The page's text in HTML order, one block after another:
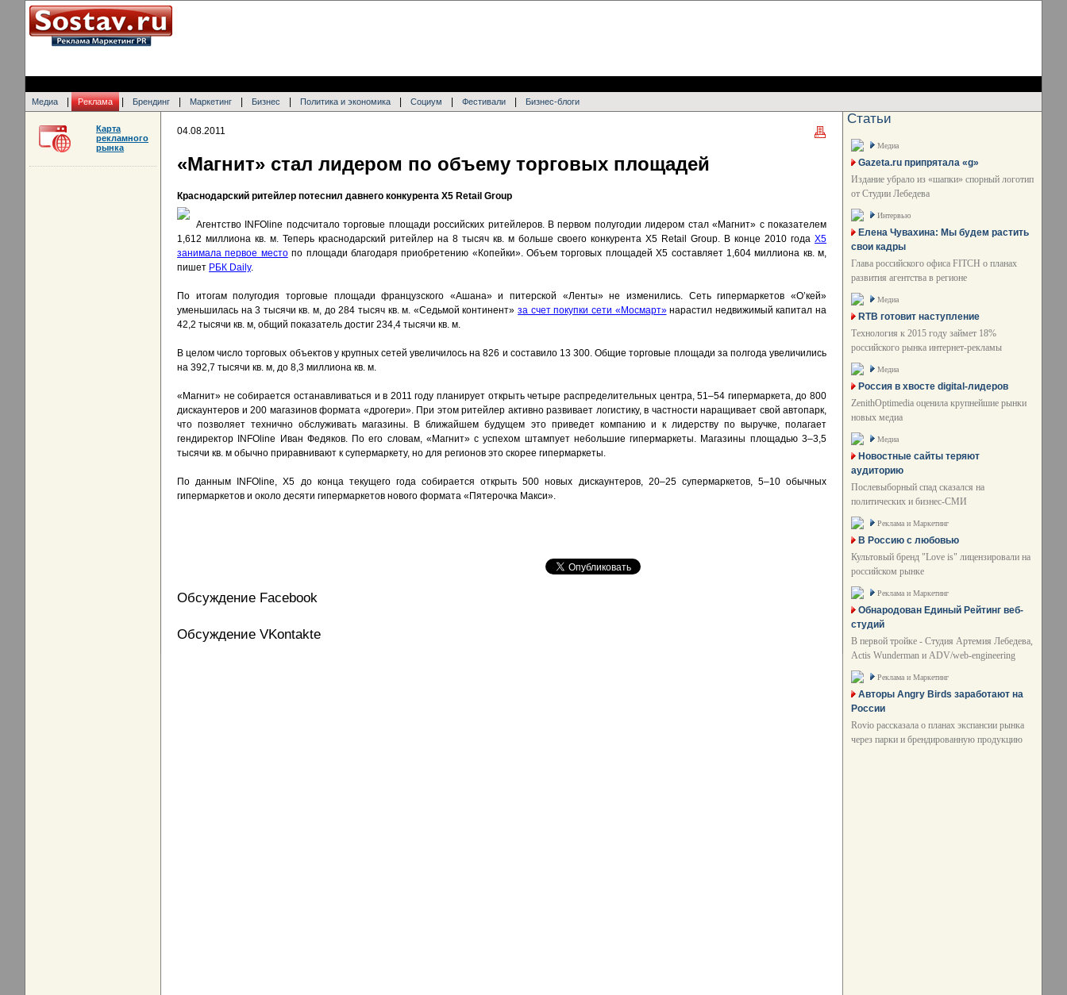
Медиа Реклама Брендинг Маркетинг Бизнес Политика и экономика Социум Фестивали Бизнес-блоги
04.08.2011
«Магнит» стал лидером по объему торговых площадей
Краснодарский ритейлер потеснил давнего конкурента Х5 Retail Group
Агентство INFOline подсчитало торговые площади российских ритейлеров. В первом полугодии лидером стал «Магнит» с показателем
1,612 миллиона кв. м. Теперь краснодарский ритейлер на 8 тысяч кв. м больше своего конкурента X5 Retail Group. В конце 2010 года Х5
занимала первое местопо площади благодаря приобретению «Копейки». Объем торговых площадей Х5 составляет 1,604 миллиона кв. м,
пишет РБК Daily.
По итогам полугодия торговые площади французского «Ашана» и питерской «Ленты» не изменились. Сеть гипермаркетов «О’кей»
уменьшилась на 3 тысячи кв. м, до 284 тысяч кв. м. «Седьмой континент»за счет покупки сети «Мосмарт»нарастил недвижимый капитал на
42,2 тысячи кв. м, общий показатель достиг 234,4 тысячи кв. м.
В целом число торговых объектов у крупных сетей увеличилось на 826 и составило 13 300. Общие торговые площади за полгода увеличились
на 392,7 тысячи кв. м, до 8,3 миллиона кв. м.
«Магнит» не собирается останавливаться и в 2011 году планирует открыть четыре распределительных центра, 51–54 гипермаркета, до 800
дискаунтеров и 200 магазинов формата «дрогери». При этом ритейлер активно развивает логистику, в частности наращивает свой автопарк,
что позволяет технично обслуживать магазины. В ближайшем будущем это приведет компанию и к лидерству по выручке, полагает
гендиректор INFOline Иван Федяков. По его словам, «Магнит» с успехом штампует небольшие гипермаркеты. Магазины площадью 3–3,5
тысячи кв. м обычно приравнивают к супермаркету, но для регионов это скорее гипермаркеты.
По данным INFOline, X5 до конца текущего года собирается открыть 500 новых дискаунтеров, 20–25 супермаркетов, 5–10 обычных
гипермаркетов и около десяти гипермаркетов нового формата «Пятерочка Макси».
Обсуждение Facebook
Обсуждение VKontakte
Карта
рекламного
рынка
Статьи
Медиа
Gazeta.ru припрятала «g»
Издание убрало из «шапки» спорный логотип
от Студии Лебедева
Интервью
Елена Чувахина: Мы будем растить
свои кадры
Глава российского офиса FITCH о планах
развития агентства в регионе
Медиа
RTB готовит наступление
Технология к 2015 году займет 18%
российского рынка интернет-рекламы
Медиа
Россия в хвосте digital-лидеров
ZenithOptimedia оценила крупнейшие рынки
новых медиа
Медиа
Новостные сайты теряют
аудиторию
Послевыборный спад сказался на
политических и бизнес-СМИ
Реклама и Маркетинг
В Россию с любовью
Культовый бренд "Love is" лицензировали на
российском рынке
Реклама и Маркетинг
Обнародован Единый Рейтинг веб-
студий
В первой тройке - Студия Артемия Лебедева,
Actis Wunderman и ADV/web-engineering
Реклама и Маркетинг
Авторы Angry Birds заработают на
России
Rovio рассказала о планах экспансии рынка
через парки и брендированную продукцию